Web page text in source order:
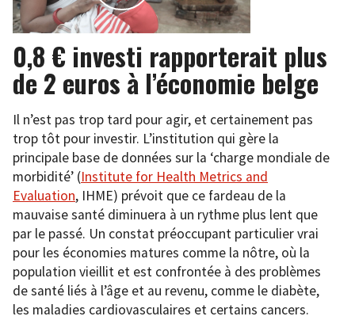
0,8 € investi rapporterait plus
de 2 euros à l’économie belge
Il n’est pas trop tard pour agir, et certainement pas
trop tôt pour investir. L’institution qui gère la
principale base de données sur la ‘charge mondiale de
morbidité’ (Institute for Health Metrics and
Evaluation, IHME) prévoit que ce fardeau de la
mauvaise santé diminuera à un rythme plus lent que
par le passé. Un constat préoccupant particulier vrai
pour les économies matures comme la nôtre, où la
population vieillit et est confrontée à des problèmes
de santé liés à l’âge et au revenu, comme le diabète,
les maladies cardiovasculaires et certains cancers.